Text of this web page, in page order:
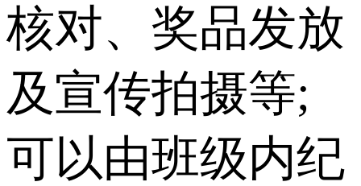
核对、奖品发放
及宣传拍摄等;
可以由班级内纪